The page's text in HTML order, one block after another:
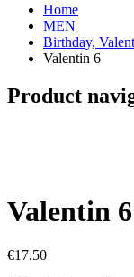
Home
MEN
Birthday,
Valentin 6
Product
Valentin 6
€17.50